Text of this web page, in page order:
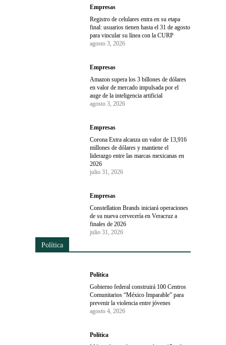
Empresas
Registro de celulares entra en su etapa
final: usuarios tienen hasta el 31 de agosto
para vincular su línea con la CURP
agosto 3, 2026
Empresas
Amazon supera los 3 billones de dólares
en valor de mercado impulsada por el
auge de la inteligencia artificial
agosto 3, 2026
Empresas
Corona Extra alcanza un valor de 13,916
millones de dólares y mantiene el
liderazgo entre las marcas mexicanas en
2026
julio 31, 2026
Empresas
Constellation Brands iniciará operaciones
de su nueva cervecería en Veracruz a
finales de 2026
julio 31, 2026
Política
Política
Gobierno federal construirá 100 Centros
Comunitarios “México Imparable” para
prevenir la violencia entre jóvenes
agosto 4, 2026
Política